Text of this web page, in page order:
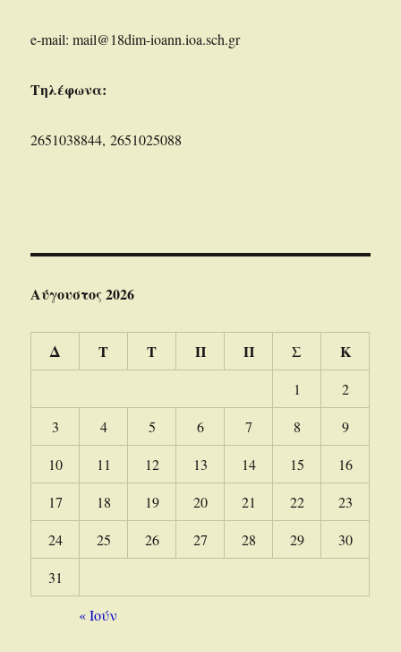
e-mail: mail@18dim-ioann.ioa.sch.gr
Τηλέφωνα:
2651038844, 2651025088
Αύγουστος 2026
Δ Τ Τ Π Π Σ Κ
1
2
3
4 5 6 7 8
9
10
11 12 13 14 15
16
17
18 19 20 21 22
23
24
25 26 27 28 29
30
31
« Ιούν